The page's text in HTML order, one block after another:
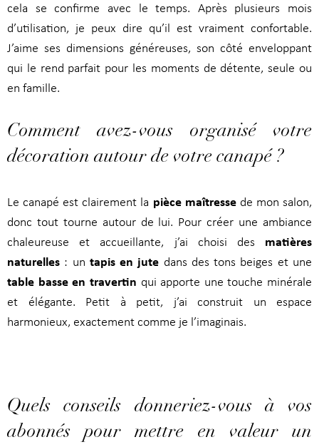
cela se confirme avec le temps. Après plusieurs mois
d’utilisation, je peux dire qu’il est vraiment confortable.
J’aime ses dimensions généreuses, son côté enveloppant
qui le rend parfait pour les moments de détente, seule ou
en famille.
Comment avez-vous organisé votre
décoration autour de votre canapé ?
Le canapé est clairement la pièce maîtresse de mon salon,
donc tout tourne autour de lui. Pour créer une ambiance
chaleureuse et accueillante, j’ai choisi des matières
naturelles : un tapis en jute dans des tons beiges et une
table basse en travertin qui apporte une touche minérale
et élégante. Petit à petit, j’ai construit un espace
harmonieux, exactement comme je l’imaginais.
Quels conseils donneriez-vous à vos
abonnés pour mettre en valeur un